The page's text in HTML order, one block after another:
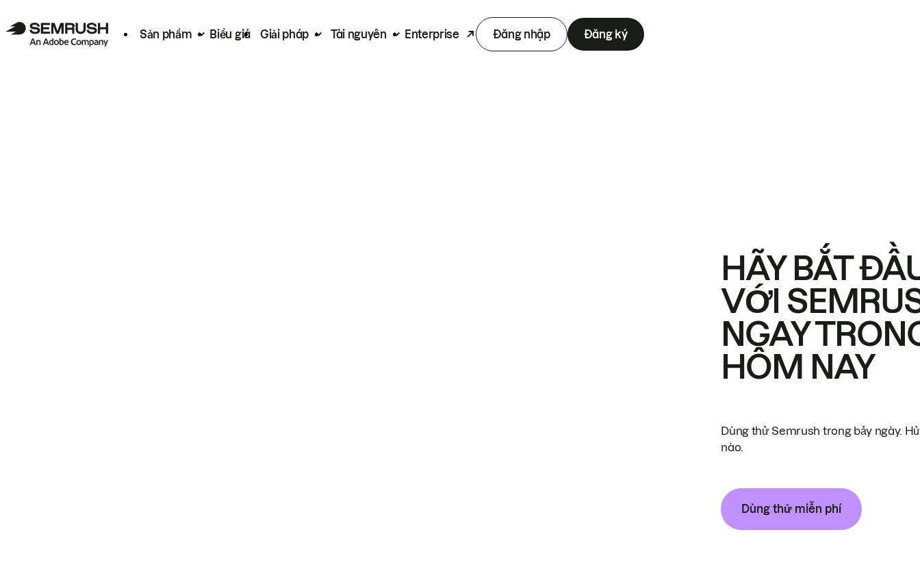
Sản phẩm Biểu giá Giải pháp Tài nguyên Enterprise Đăng nhập Đăng ký
HÃY BẮT
VỚI
NGAY
HÔM NAY
Dùng thử Semrush trong bảy ngày.
nào.
Dùng thử miễn phí